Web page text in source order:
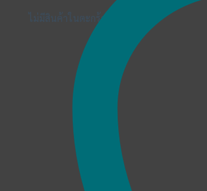
ไม่มีสินค้าในตะกร้า